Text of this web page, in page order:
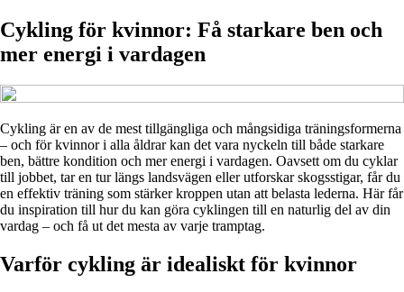
Cykling för kvinnor: Få starkare ben och
mer energi i vardagen
Cykling är en av de mest tillgängliga och mångsidiga träningsformerna
– och för kvinnor i alla åldrar kan det vara nyckeln till både starkare
ben, bättre kondition och mer energi i vardagen. Oavsett om du cyklar
till jobbet, tar en tur längs landsvägen eller utforskar skogsstigar, får du
en effektiv träning som stärker kroppen utan att belasta lederna. Här får
du inspiration till hur du kan göra cyklingen till en naturlig del av din
vardag – och få ut det mesta av varje tramptag.
Varför cykling är idealiskt för kvinnor